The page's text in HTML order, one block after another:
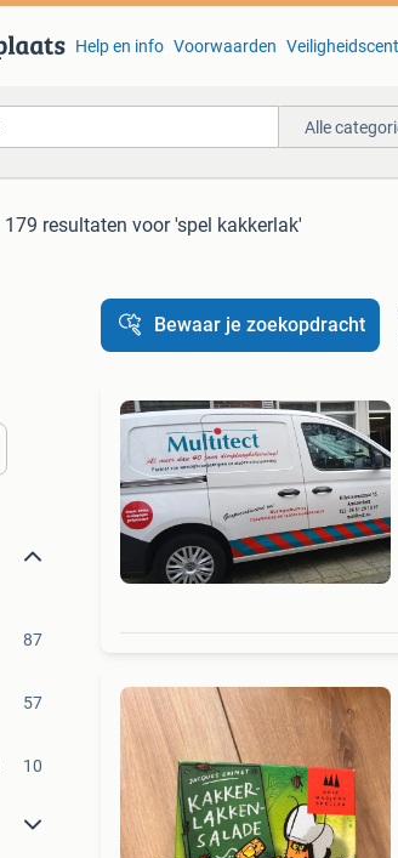
Help en info Voorwaarden
Alle
179 resultaten voor 'spel kakkerlak'
87
57
10
Bewaar je zoekopdracht